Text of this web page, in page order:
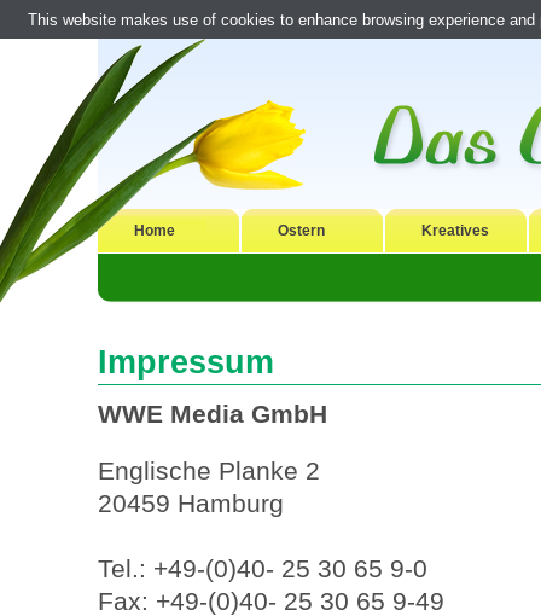
Home Ostern Kreatives
Impressum
WWE Media GmbH
Englische Planke 2
20459 Hamburg
Tel.: +49-(0)40- 25 30 65 9-0
Fax: +49-(0)40- 25 30 65 9-49
This website makes use of cookies to enhance browsing experience